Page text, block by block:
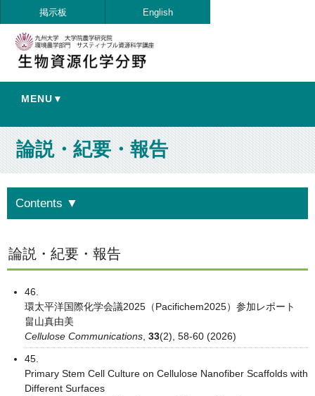
掲示板 English
MENU▼
論説・紀要・報告
論説・紀要・報告
46.
環太平洋国際化学会議2025（Pacifichem2025）参加レポート
畠山真由美
Cellulose Communications 33(2), 58-60 (2026)
45.
Primary Stem Cell Culture on Cellulose Nanofiber Scaffolds with
Different Surfaces
Contents ▼